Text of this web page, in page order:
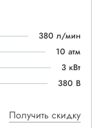
380 л/мин
10 атм
3 кВт
380 В
Получить скидку